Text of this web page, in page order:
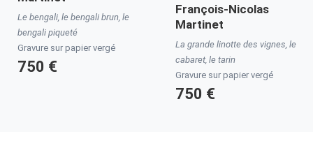
Le bengali, le bengali brun, le
bengali piqueté
Gravure sur papier vergé
750 €
François-Nicolas
Martinet
La grande linotte des vignes, le
cabaret, le tarin
Gravure sur papier vergé
750 €